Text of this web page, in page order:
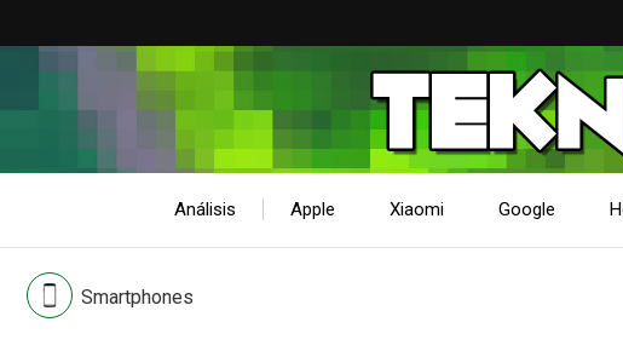
Análisis Apple Xiaomi Google
Smartphones